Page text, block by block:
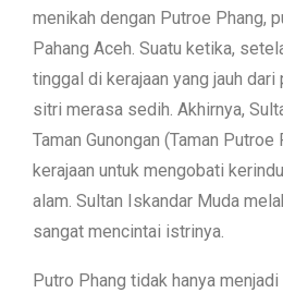
menikah dengan Putroe Phang,
Pahang Aceh. Suatu ketika,
tinggal di kerajaan yang jauh dari
sitri merasa sedih. Akhirnya,
Taman Gunongan (Taman
kerajaan untuk mengobati
alam. Sultan Iskandar Muda
sangat mencintai istrinya.
Putro Phang tidak hanya